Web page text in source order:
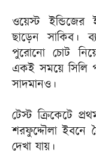
ওয়েস্ট
ছাড়েন সাকিব।
পুরোনো চোট
একই সময়ে সিলি
সাদমানও।
টেস্ট ক্রিকেটে
শরফুদ্দৌলা ইবনে
দেখা যায়।